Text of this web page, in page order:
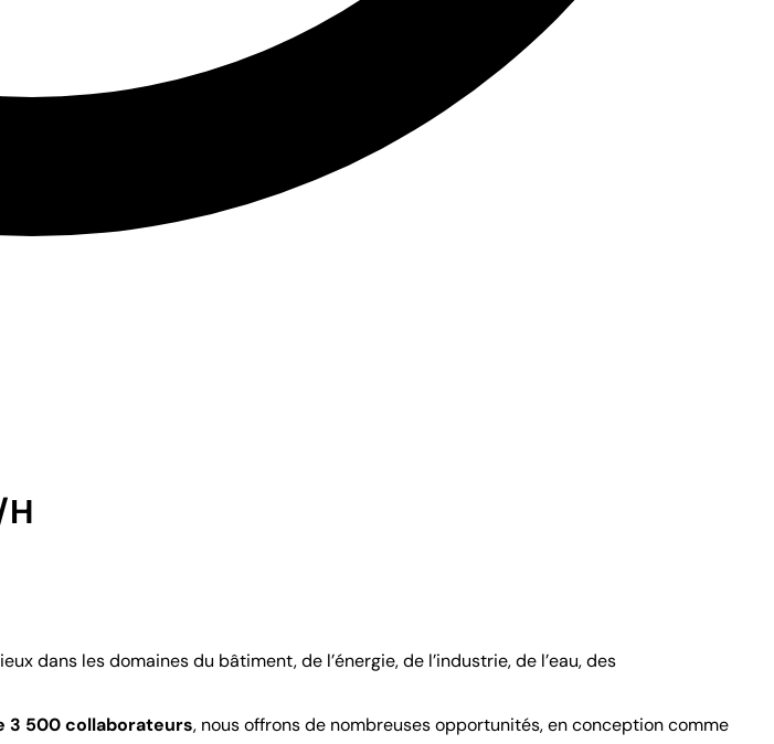
H
dans les domaines du bâtiment, de l’énergie, de l’industrie, de l’eau, des
3 500 collaborateurs, nous offrons de nombreuses opportunités, en conception comme